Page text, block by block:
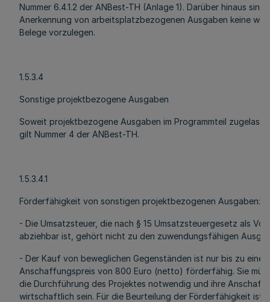
Nummer 6.4.1.2 der ANBest-TH (Anlage 1). Darüber hinaus sind
Anerkennung von arbeitsplatzbezogenen Ausgaben keine
Belege vorzulegen.
1.5.3.4
Sonstige projektbezogene Ausgaben
Soweit projektbezogene Ausgaben im Programmteil
gilt Nummer 4 der ANBest-TH.
1.5.3.4.1
Förderfähigkeit von sonstigen projektbezogenen Ausgaben:
- Die Umsatzsteuer, die nach § 15 Umsatzsteuergesetz als
abziehbar ist, gehört nicht zu den zuwendungsfähigen
- Der Kauf von beweglichen Gegenständen ist nur bis zu einem
Anschaffungspreis von 800 Euro (netto) förderfähig. Sie
die Durchführung des Projektes notwendig und ihre
wirtschaftlich sein. Für die Beurteilung der Förderfähigkeit ist